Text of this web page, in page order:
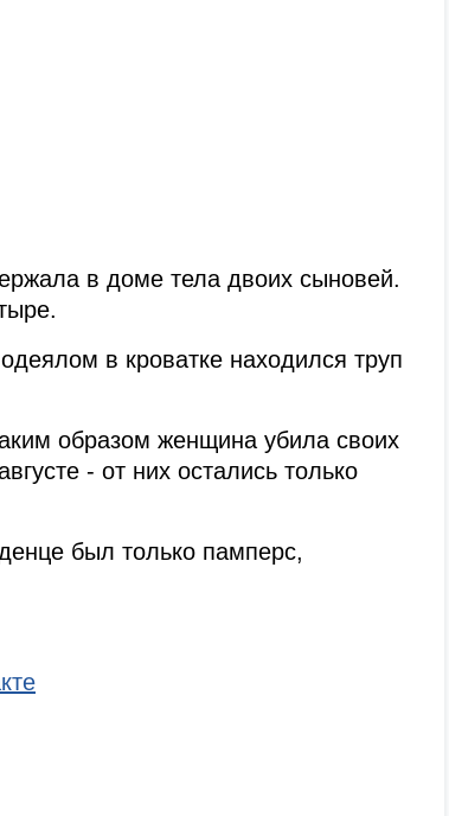
в доме тела двоих сыновей.
в кроватке находился труп
образом женщина убила своих
- от них остались только
был только памперс,